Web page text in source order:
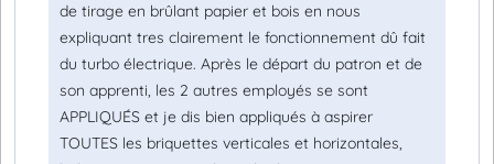
de tirage en brûlant papier et bois en nous
expliquant tres clairement le fonctionnement dû fait
du turbo électrique. Après le départ du patron et de
son apprenti, les 2 autres employés se sont
APPLIQUÉS et je dis bien appliqués à aspirer
TOUTES les briquettes verticales et horizontales,